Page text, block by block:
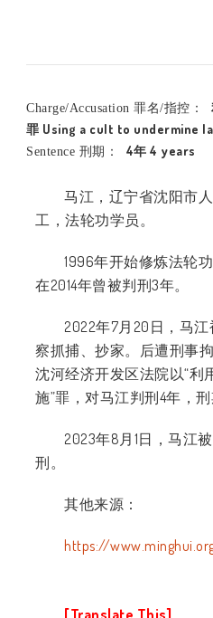
Charge/Accusation 罪名/指控：
罪 Using a cult to undermine
Sentence 刑期： 4年 4 years
马江，辽宁省沈阳市
工，法轮功学员。
1996年开始修炼法轮
在2014年曾被判刑3年。
2022年7月20日，马
察抓捕、抄家。后遭刑事
沈河经济开发区法院以“利
施”罪，对马江判刑4年，刑
2023年8月1日，马江
刑。
其他来源：
https://
[Translate This]